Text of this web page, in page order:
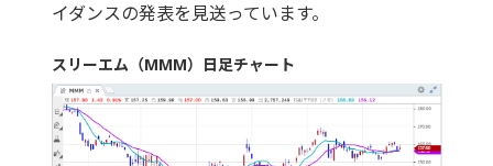
イダンスの発表を見送っています。
スリーエム（MMM）日足チャート